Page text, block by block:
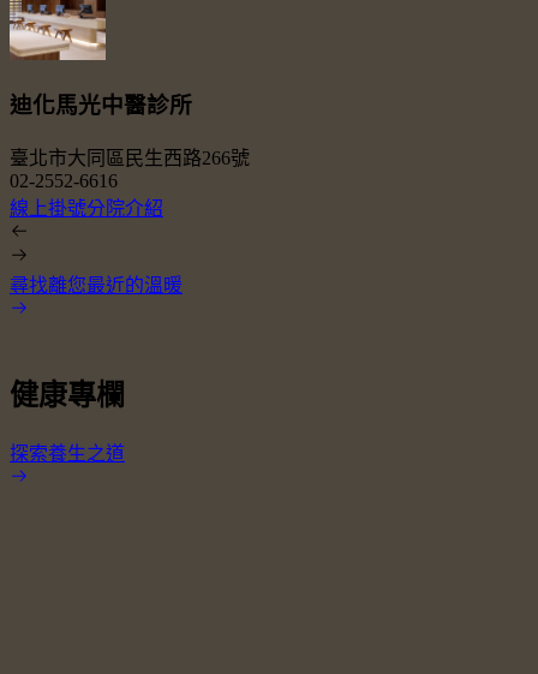
迪化馬光中醫診所
臺北市大同區民生西路266號
02-2552-6616
線上掛號分院介紹
尋找離您最近的溫暖
健康專欄
探索養生之道